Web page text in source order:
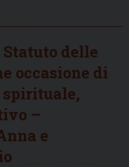
delle
occasione di
–
e